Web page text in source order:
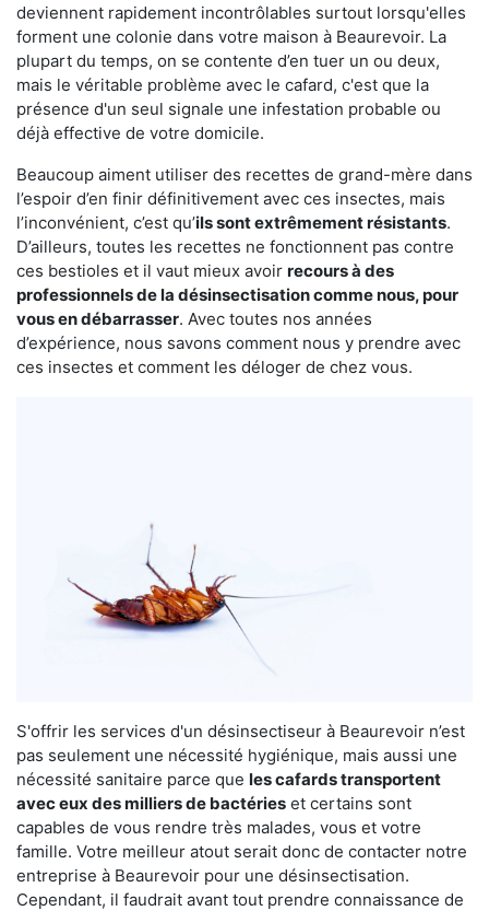
deviennent rapidement incontrôlables surtout lorsqu'elles
forment une colonie dans votre maison à Beaurevoir. La
plupart du temps, on se contente d’en tuer un ou deux,
mais le véritable problème avec le cafard, c'est que la
présence d'un seul signale une infestation probable ou
déjà effective de votre domicile.
Beaucoup aiment utiliser des recettes de grand-mère dans
l’espoir d’en finir définitivement avec ces insectes, mais
l’inconvénient, c’est qu’ils sont extrêmement résistants.
D’ailleurs, toutes les recettes ne fonctionnent pas contre
ces bestioles et il vaut mieux avoir recours à des
professionnels de la désinsectisation comme nous, pour
vous en débarrasser. Avec toutes nos années
d’expérience, nous savons comment nous y prendre avec
ces insectes et comment les déloger de chez vous.
S'offrir les services d'un désinsectiseur à Beaurevoir n’est
pas seulement une nécessité hygiénique, mais aussi une
nécessité sanitaire parce que les cafards transportent
avec eux des milliers de bactéries et certains sont
capables de vous rendre très malades, vous et votre
famille. Votre meilleur atout serait donc de contacter notre
entreprise à Beaurevoir pour une désinsectisation.
Cependant, il faudrait avant tout prendre connaissance de